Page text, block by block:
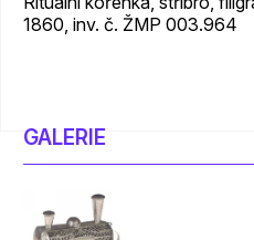
1860, inv. č. ŽMP 003.964
GALERIE